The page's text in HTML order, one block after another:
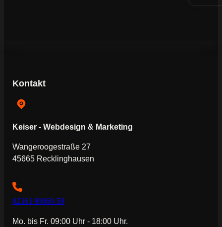
Kontakt
Keiser - Webdesign & Marketing
Wangeroogestraße 27
45665 Recklinghausen
02361 90860-59
Mo. bis Fr. 09:00 Uhr - 18:00 Uhr.